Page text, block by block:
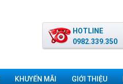
HOTLINE
0982.339.350
KHUYẾN MÃI GIỚI THIỆU